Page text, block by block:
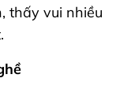
thấy vui nhiều